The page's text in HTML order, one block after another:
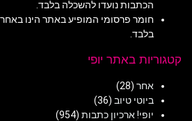
הכתבות נועדו להשכלה בלבד.
חומר פרסומי המופיע באתר הינו
בלבד.
קטגוריות באתר יופי
אחר (28)
ביוטי טיוב (36)
יופי! ארכיון כתבות (954)